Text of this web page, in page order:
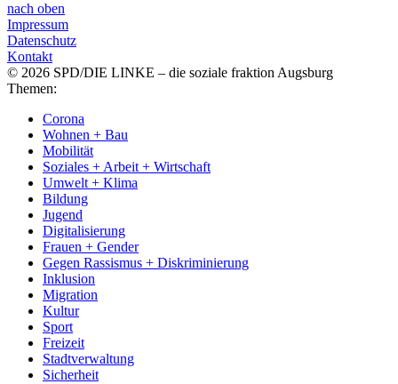
nach oben
Impressum
Datenschutz
Kontakt
© 2026 SPD/DIE LINKE – die soziale fraktion Augsburg
Themen:
Corona
Wohnen + Bau
Mobilität
Soziales + Arbeit + Wirtschaft
Umwelt + Klima
Bildung
Jugend
Digitalisierung
Frauen + Gender
Gegen Rassismus + Diskriminierung
Inklusion
Migration
Kultur
Sport
Freizeit
Stadtverwaltung
Sicherheit